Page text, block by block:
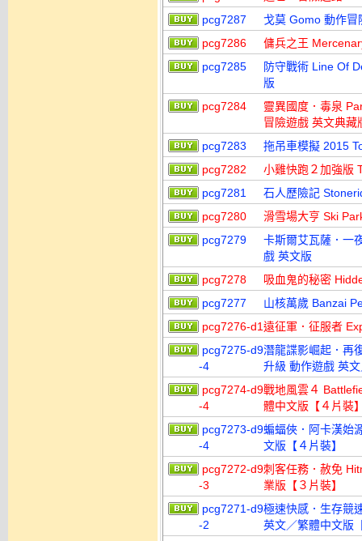
pcg7287
戈莫 Gomo 動作冒
pcg7286
傭兵之王
pcg7285
防守戰術 Line Of
版
pcg7284
靈異國度．毒泉
冒險遊戲 英文典藏
pcg7283
拖吊車模擬 2015
pcg7282
小雞快跑２加強版
pcg7281
石人歷險記
pcg7280
滑雪場大亨 Ski
pcg7279
卡斯爾艾瓦薩．一
戲 英文版
pcg7278
吸血鬼的秘密
pcg7277
山核萬歲 Banzai
pcg7276-d1遠征軍．征服者
pcg7275-d9
-4
潛龍諜影崛起．再
升級 動作遊戲 英
pcg7274-d9
-4
戰地風雲４
體中文版【４片裝
pcg7273-d9
-4
蝙蝠俠．阿卡漢始
文版【４片裝】
pcg7272-d9
-3
刺客任務．赦免
業版【３片裝】
pcg7271-d9
-2
極速快感．生存競
英文／繁體中文版